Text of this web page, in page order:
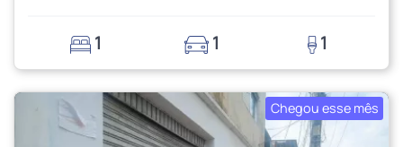
1 1 1
Chegou esse mês